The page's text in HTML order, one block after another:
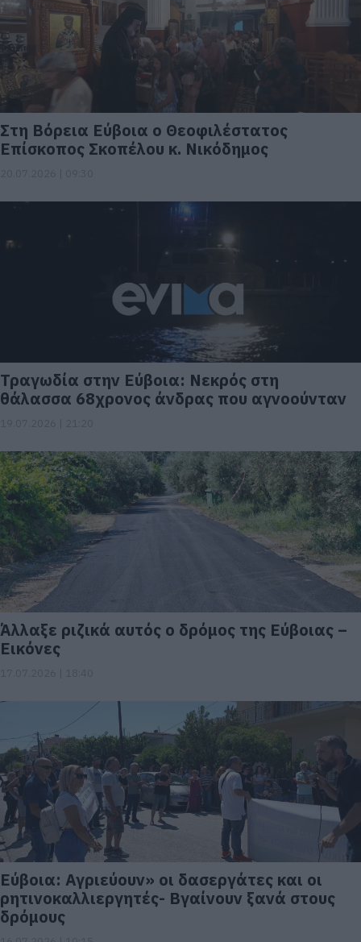
Στη Βόρεια Εύβοια ο Θεοφιλέστατος
Επίσκοπος Σκοπέλου κ. Νικόδημος
Τραγωδία στην Εύβοια: Νεκρός στη
θάλασσα 68χρονος άνδρας που αγνοούνταν
Άλλαξε ριζικά αυτός ο δρόμος της Εύβοιας –
Εικόνες
Εύβοια: Αγριεύουν» οι δασεργάτες και οι
ρητινοκαλλιεργητές- Βγαίνουν ξανά στους
δρόμους